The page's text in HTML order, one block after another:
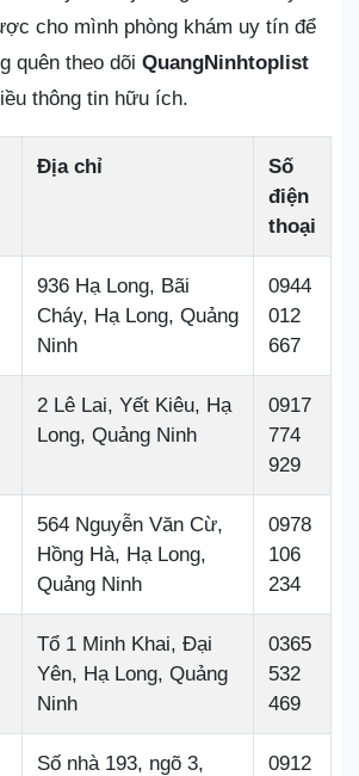
cho mình phòng khám uy tín để
quên theo dõi QuangNinhtoplist
thông tin hữu ích.
Địa chỉ
Số
điện
thoại
936 Hạ Long, Bãi
Cháy, Hạ Long, Quảng
Ninh
0944
012
667
2 Lê Lai, Yết Kiêu, Hạ
Long, Quảng Ninh
0917
774
929
564 Nguyễn Văn Cừ,
Hồng Hà, Hạ Long,
Quảng Ninh
0978
106
234
Tổ 1 Minh Khai, Đại
Yên, Hạ Long, Quảng
Ninh
0365
532
469
Số nhà 193, ngõ 3,
0912